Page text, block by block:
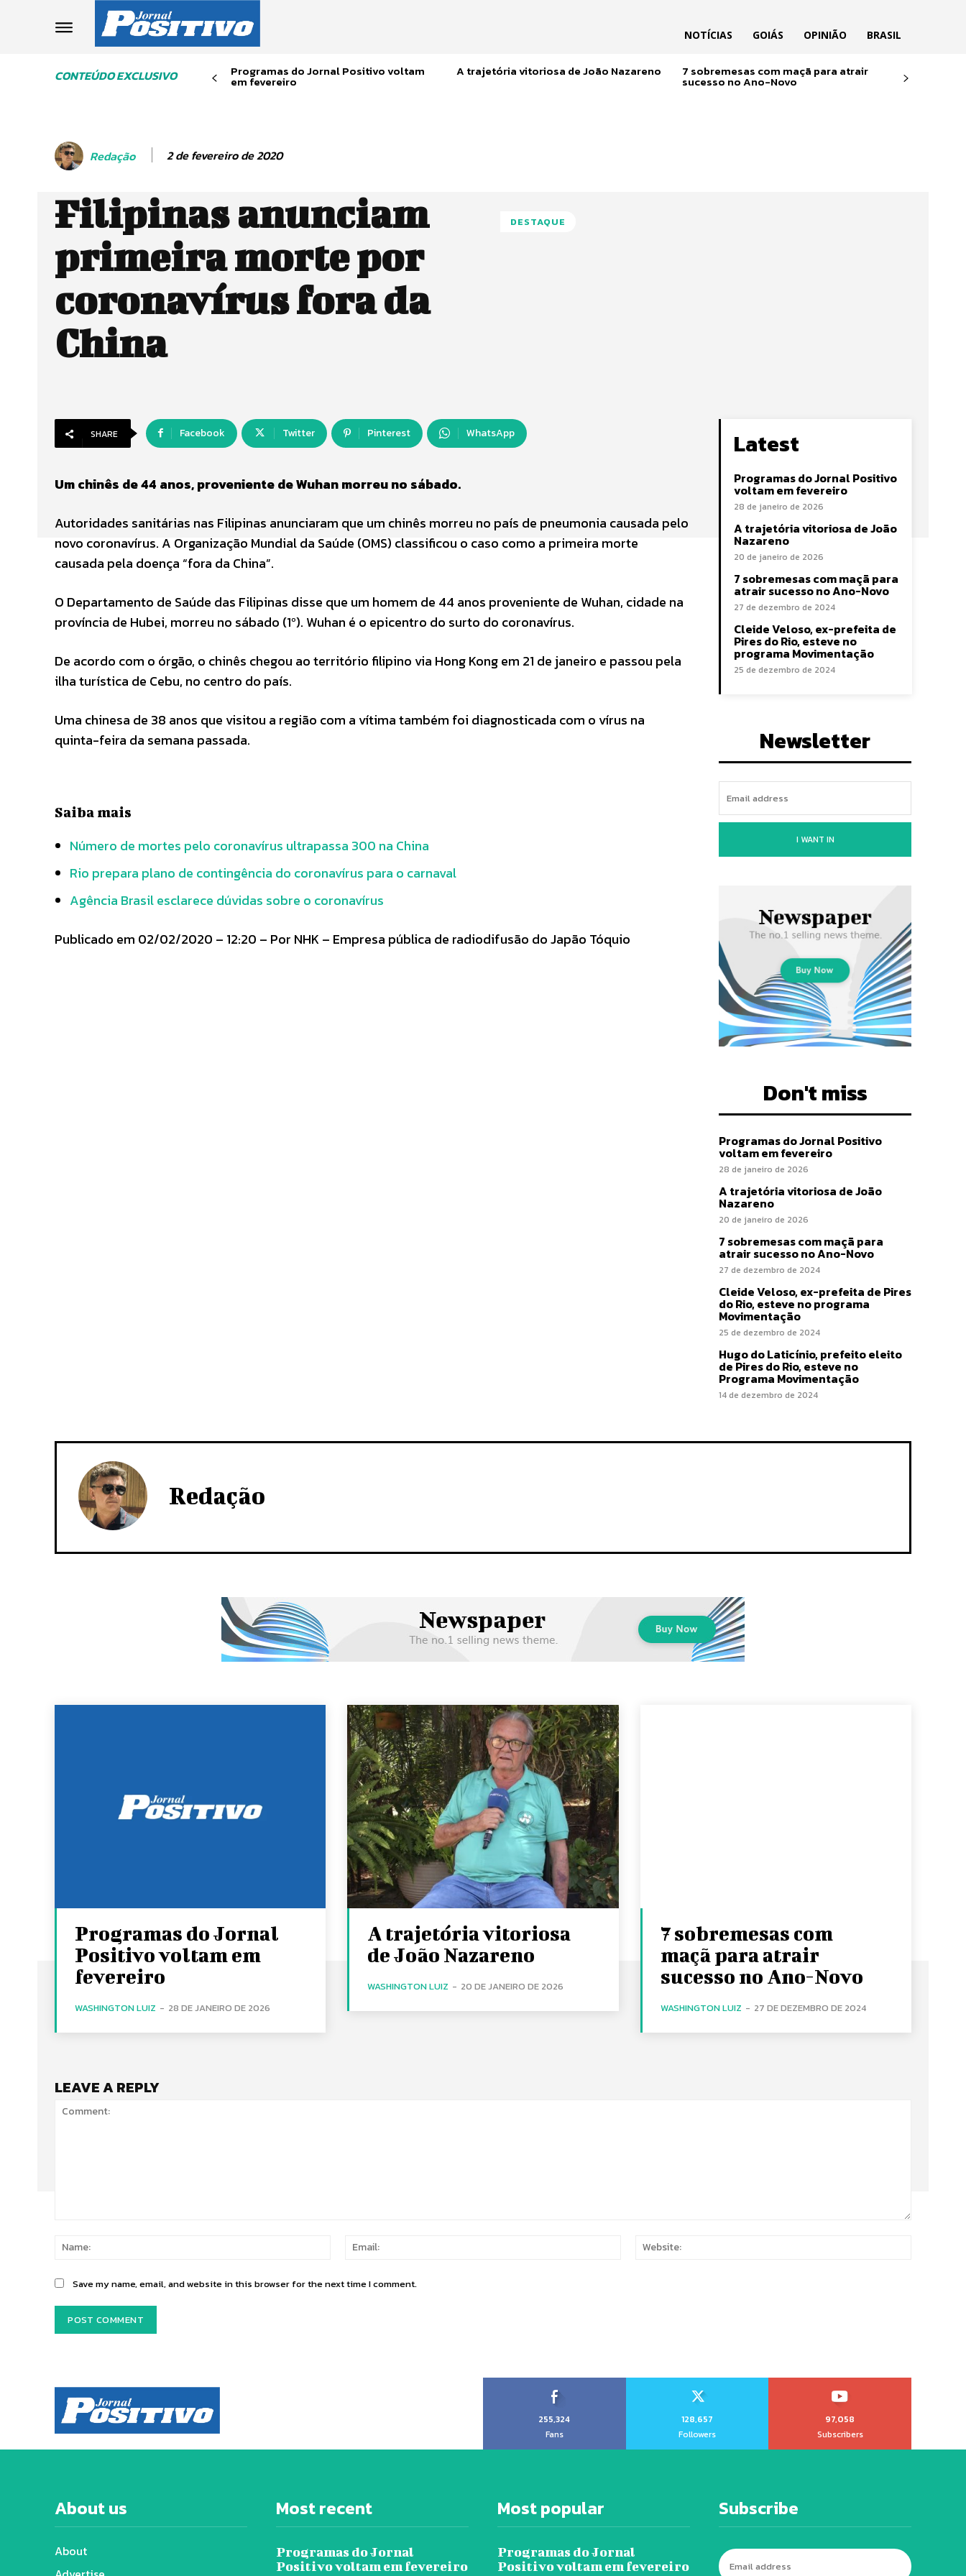
NOTÍCIAS GOIÁS OPINIÃO BRASIL
CONTEÚDO EXCLUSIVO Programas do Jornal Positivo voltam
em fevereiro
A trajetória vitoriosa de João Nazareno 7 sobremesas com maçã para atrair
sucesso no Ano-Novo
Redação 2 de fevereiro de 2020
Filipinas anunciam
primeira morte por
coronavírus fora da
China
DESTAQUE
SHARE Facebook Twitter Pinterest WhatsApp
Um chinês de 44 anos, proveniente de Wuhan morreu no sábado.
Autoridades sanitárias nas Filipinas anunciaram que um chinês morreu no país de pneumonia causada pelo
novo coronavírus. A Organização Mundial da Saúde (OMS) classificou o caso como a primeira morte
causada pela doença “fora da China”.
O Departamento de Saúde das Filipinas disse que um homem de 44 anos proveniente de Wuhan, cidade na
província de Hubei, morreu no sábado (1º). Wuhan é o epicentro do surto do coronavírus.
De acordo com o órgão, o chinês chegou ao território filipino via Hong Kong em 21 de janeiro e passou pela
ilha turística de Cebu, no centro do país.
Uma chinesa de 38 anos que visitou a região com a vítima também foi diagnosticada com o vírus na
quinta-feira da semana passada.
Saiba mais
Número de mortes pelo coronavírus ultrapassa 300 na China
Rio prepara plano de contingência do coronavírus para o carnaval
Agência Brasil esclarece dúvidas sobre o coronavírus
Publicado em 02/02/2020 – 12:20 – Por NHK – Empresa pública de radiodifusão do Japão Tóquio
Latest
Programas do Jornal Positivo
voltam em fevereiro
28 de janeiro de 2026
A trajetória vitoriosa de João
Nazareno
20 de janeiro de 2026
7 sobremesas com maçã para
atrair sucesso no Ano-Novo
27 de dezembro de 2024
Cleide Veloso, ex-prefeita de
Pires do Rio, esteve no
programa Movimentação
25 de dezembro de 2024
Newsletter
I WANT IN
Don't miss
Programas do Jornal Positivo
voltam em fevereiro
28 de janeiro de 2026
A trajetória vitoriosa de João
Nazareno
20 de janeiro de 2026
7 sobremesas com maçã para
atrair sucesso no Ano-Novo
27 de dezembro de 2024
Cleide Veloso, ex-prefeita de Pires
do Rio, esteve no programa
Movimentação
25 de dezembro de 2024
Hugo do Laticínio, prefeito eleito
de Pires do Rio, esteve no
Programa Movimentação
14 de dezembro de 2024
Redação
Programas do Jornal
Positivo voltam em
fevereiro
WASHINGTON LUIZ - 28 DE JANEIRO DE 2026
A trajetória vitoriosa
de João Nazareno
WASHINGTON LUIZ - 20 DE JANEIRO DE 2026
7 sobremesas com
maçã para atrair
sucesso no Ano-Novo
WASHINGTON LUIZ - 27 DE DEZEMBRO DE 2024
LEAVE A REPLY
Name:
Email:
Save my name, email, and website in this browser for the next time I comment.
255,324
Fans
128,657
Followers
97,058
Subscribers
About us
About
Most recent
Programas do Jornal
Positivo voltam em fevereiro
Most popular
Programas do Jornal
Positivo voltam em fevereiro
Subscribe